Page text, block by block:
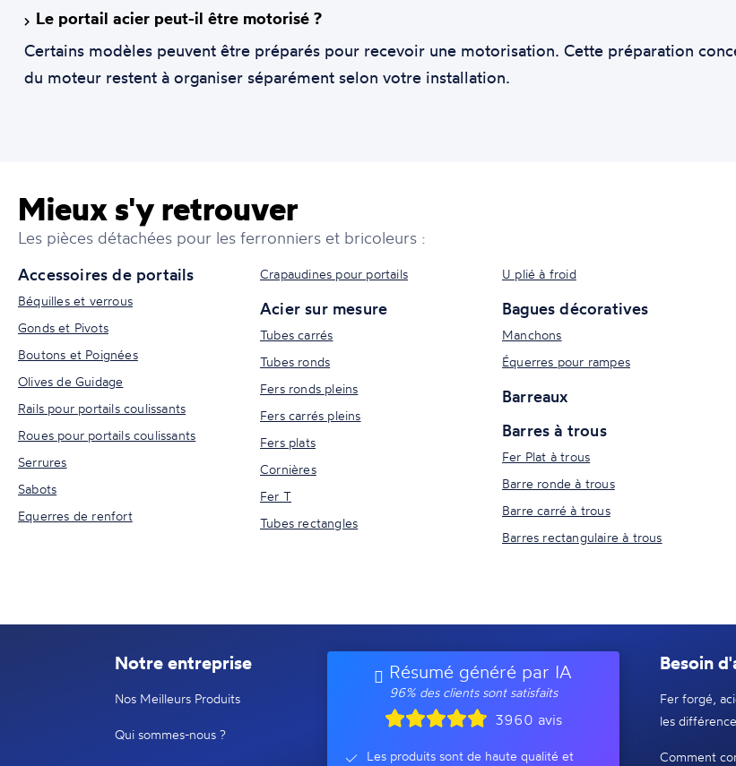
Le portail acier peut-il être motorisé ?
Certains modèles peuvent être préparés pour recevoir une motorisation. Cette préparation
du moteur restent à organiser séparément selon votre installation.
Mieux s'y retrouver
Les pièces détachées pour les ferronniers et bricoleurs :
Accessoires de portails
Béquilles et verrous
Gonds et Pivots
Boutons et Poignées
Olives de Guidage
Rails pour portails coulissants
Roues pour portails coulissants
Serrures
Sabots
Equerres de renfort
Crapaudines pour portails
Acier sur mesure
Tubes carrés
Tubes ronds
Fers ronds pleins
Fers carrés pleins
Fers plats
Cornières
Fer T
Tubes rectangles
U plié à froid
Bagues décoratives
Manchons
Équerres pour rampes
Barreaux
Barres à trous
Fer Plat à trous
Barre ronde à trous
Barre carré à trous
Barres rectangulaire à trous
Notre entreprise
Nos Meilleurs Produits
Qui sommes-nous ?
Résumé généré par IA
96% des clients sont satisfaits
3960 avis
Les produits sont de haute qualité et
Besoin
Fer forgé,
les
Comment